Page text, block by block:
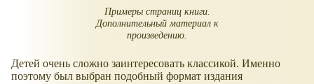
Примеры страниц книги.
Дополнительный материал к
произведению.
Детей очень сложно заинтересовать классикой. Именно
поэтому был выбран подобный формат издания